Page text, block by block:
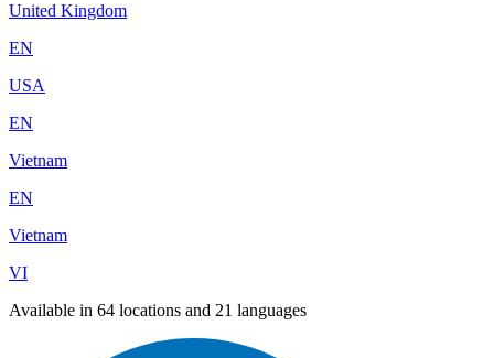
United Kingdom
EN
USA
EN
Vietnam
EN
Vietnam
VI
Available in 64 locations and 21 languages